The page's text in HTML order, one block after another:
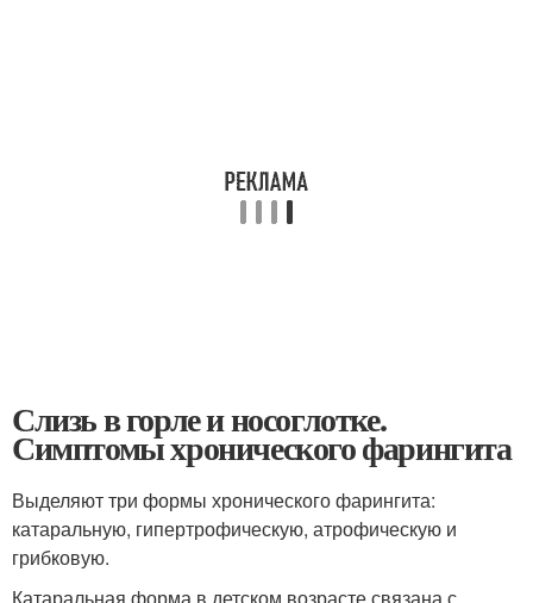
Слизь в горле и носоглотке.
Симптомы хронического фарингита
Выделяют три формы хронического фарингита:
катаральную, гипертрофическую, атрофическую и
грибковую.